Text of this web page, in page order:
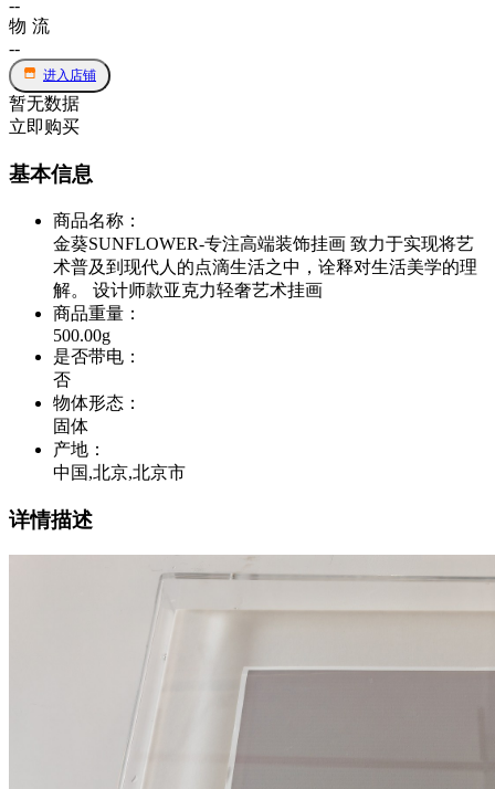
--
物流
--
进入店铺
暂无数据
立即购买
基本信息
商品名称 ：
金葵SUNFLOWER-专注高端装饰挂画 致力于实现将艺
术普及到现代人的点滴生活之中，诠释对生活美学的理
解。 设计师款亚克力轻奢艺术挂画
商品重量 ：
500.00g
是否带电 ：
否
物体形态 ：
固体
产地 ：
中国,北京,北京市
详情描述